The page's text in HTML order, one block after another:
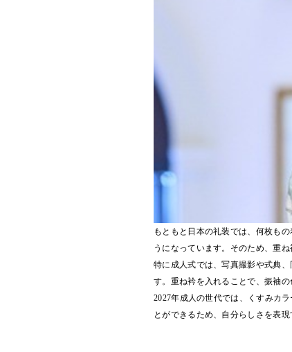
もともと日本の礼装では、何枚も
うになっています。そのため、重
特に成人式では、写真撮影や式典
す。重ね衿を入れることで、振袖
2027年成人の世代では、くすみカ
とができるため、自分らしさを表